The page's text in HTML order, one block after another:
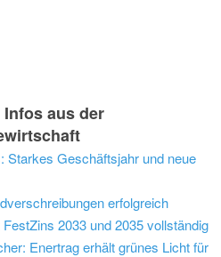
aus der
Starkes Geschäftsjahr und neue
erfolgreich
2033 und 2035 vollständig
Enertrag erhält grünes Licht für